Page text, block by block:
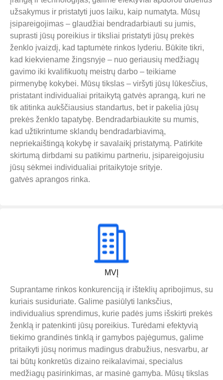
užsakymus ir pristatyti juos laiku, kaip numatyta. Mūsų
įsipareigojimas – glaudžiai bendradarbiauti su jumis,
suprasti jūsų poreikius ir tiksliai pristatyti jūsų prekės
ženklo įvaizdį, kad taptumėte rinkos lyderiu. Būkite tikri,
kad kiekviename žingsnyje – nuo geriausių medžiagų
gavimo iki kvalifikuotų meistrų darbo – teikiame
pirmenybę kokybei. Mūsų tikslas – viršyti jūsų lūkesčius,
pristatant individualiai pritaikytą gatvės aprangą, kuri ne
tik atitinka aukščiausius standartus, bet ir pakelia jūsų
prekės ženklo tapatybę. Bendradarbiaukite su mumis,
kad užtikrintume sklandų bendradarbiavimą,
nepriekaištingą kokybę ir savalaikį pristatymą. Patirkite
skirtumą dirbdami su patikimu partneriu, įsipareigojusiu
jūsų sėkmei individualiai pritaikytoje srityje.
gatvės aprangos rinka.
MVĮ
Suprantame rinkos konkurenciją ir išteklių apribojimus, su
kuriais susiduriate. Galime pasiūlyti lanksčius,
individualius sprendimus, kurie padės jums išskirti prekės
ženklą ir patenkinti jūsų poreikius. Turėdami efektyvią
tiekimo grandinės tinklą ir gamybos pajėgumus, galime
pritaikyti jūsų norimus madingus drabužius, nesvarbu, ar
tai būtų konkretūs dizaino reikalavimai, specialus
medžiagų pasirinkimas, ar masinė gamyba. Mūsų tikslas